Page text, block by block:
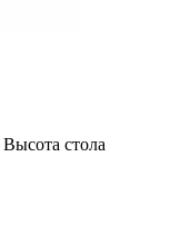
Высота стола